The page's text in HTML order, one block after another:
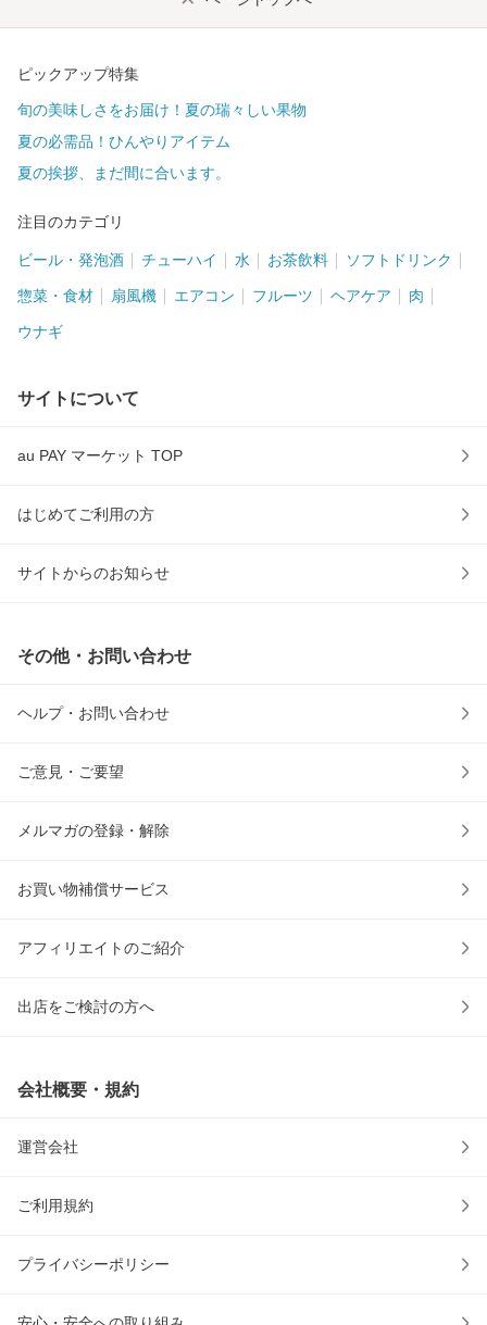
ピックアップ特集
旬の美味しさをお届け！夏の瑞々しい果物
夏の必需品！ひんやりアイテム
夏の挨拶、まだ間に合います。
注目のカテゴリ
ビール・発泡酒 チューハイ 水 お茶飲料 ソフトドリンク
惣菜・食材 扇風機 エアコン フルーツ ヘアケア 肉
ウナギ
サイトについて
au PAY マーケット TOP
はじめてご利用の方
サイトからのお知らせ
その他・お問い合わせ
ヘルプ・お問い合わせ
ご意見・ご要望
メルマガの登録・解除
お買い物補償サービス
アフィリエイトのご紹介
出店をご検討の方へ
会社概要・規約
運営会社
ご利用規約
プライバシーポリシー